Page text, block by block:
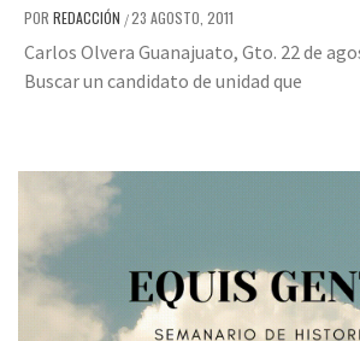
POR REDACCIÓN /23 AGOSTO, 2011
Carlos Olvera Guanajuato, Gto. 22 de
Buscar un candidato de unidad que